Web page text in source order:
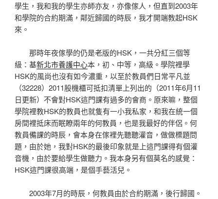
學生，我和我的學生亦師亦友，亦像傢人，但直到2003年
和學院的合約期滿，鄰近歸國的時辰，我才開端教起HSK
來。
那時年夜傢學的仍是老版的HSK，一共分紅三個等
級：基新北市養護中心本，初、中等，高級。學院裡學
HSK的風尚也沒有如今濃重，以至於教員們日常平凡並
（32228）2011股機櫃可抵扣清單上列出的（2011年6月11
日更新）不會對HSK這門課有過多的會商。原來嘛，整個
學院裡教HSK的教員也就隻有一小我私家，和我在統一個
房間裡抵床而眠瞭兩年的何教員，也是我最好的伴侶。何
教員備課的時辰，會本身在傢裡先聽聽灌音，做做標題問
題，由於她，我對HSK的最後印象就是上這門課得有個灌
音機，由於要給學生做聽力。我本身另有個莫名的感覺：
HSK這門課很高端，是個手藝活兒。
2003年7月的時辰，何教員由於合約期滿，後行歸國。